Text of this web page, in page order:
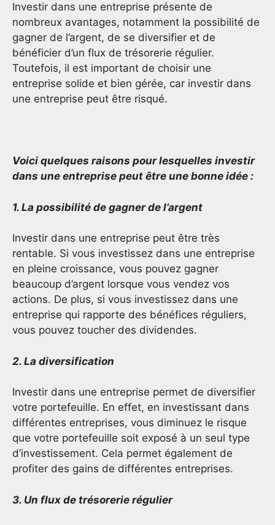
Investir dans une entreprise présente de
nombreux avantages, notamment la possibilité de
gagner de l’argent, de se diversifier et de
bénéficier d’un flux de trésorerie régulier.
Toutefois, il est important de choisir une
entreprise solide et bien gérée, car investir dans
une entreprise peut être risqué.
Voici quelques raisons pour lesquelles investir
dans une entreprise peut être une bonne idée :
1. La possibilité de gagner de l’argent
Investir dans une entreprise peut être très
rentable. Si vous investissez dans une entreprise
en pleine croissance, vous pouvez gagner
beaucoup d’argent lorsque vous vendez vos
actions. De plus, si vous investissez dans une
entreprise qui rapporte des bénéfices réguliers,
vous pouvez toucher des dividendes.
2. La diversification
Investir dans une entreprise permet de diversifier
votre portefeuille. En effet, en investissant dans
différentes entreprises, vous diminuez le risque
que votre portefeuille soit exposé à un seul type
d’investissement. Cela permet également de
profiter des gains de différentes entreprises.
3. Un flux de trésorerie régulier